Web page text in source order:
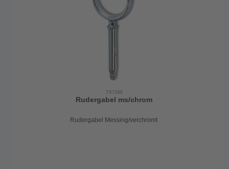
7970M
Rudergabel ms/chrom
Rudergabel Messing/verchromt